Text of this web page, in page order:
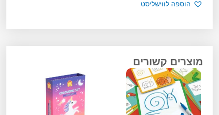
פעילות
בצבעים
גינה
הוספה לווישליסט
מוצרים קשורים